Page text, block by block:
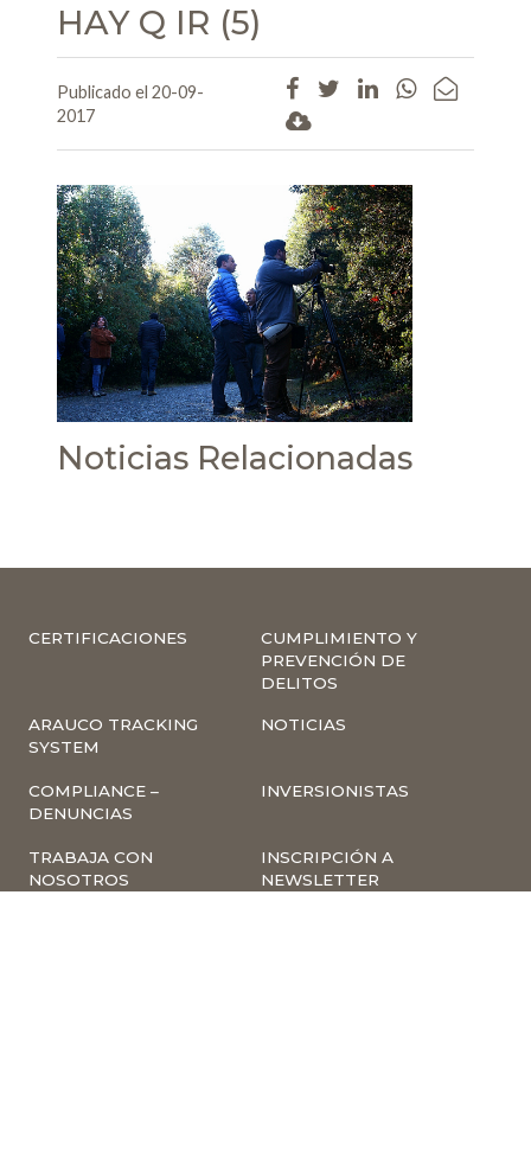
HAY Q IR (5)
Publicado el 20-09-
2017
Noticias Relacionadas
CERTIFICACIONES
CUMPLIMIENTO Y
PREVENCIÓN DE
DELITOS
ARAUCO TRACKING
SYSTEM
NOTICIAS
COMPLIANCE –
DENUNCIAS
INVERSIONISTAS
TRABAJA CON
NOSOTROS
INSCRIPCIÓN A
NEWSLETTER